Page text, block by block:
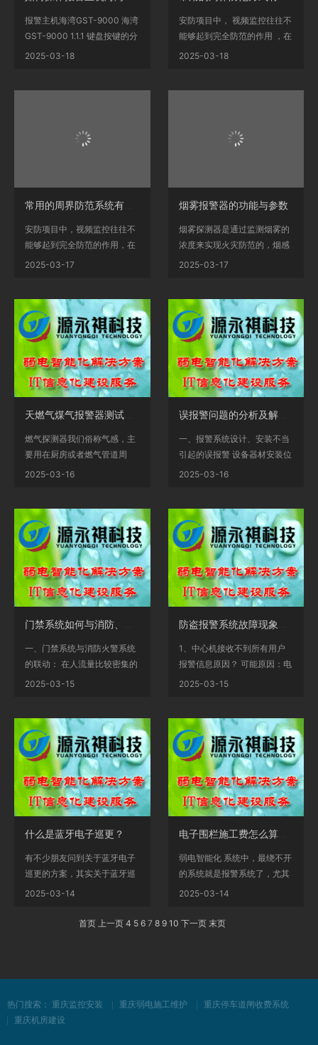
报警主机海湾GST-9000 海湾
GST-9000 1.1.1 键盘按键的分
类 控制器键盘示意图如图1...
2025-03-18
安防项目中， 视频监控往往不
能够起到完全防范的作用 ，在
厂区、园区这样的...
2025-03-18
安防项目中，视频监控往往不
能够起到完全防范的作用，在
厂区、园区这样的场...
2025-03-17
烟雾报警器的功能与参数
烟雾探测器是通过监测烟雾的
浓度来实现火灾防范的，烟感
探测器内部采用离子...
2025-03-17
燃气探测器我们俗称气感，主
要用在厨房或者燃气管道周
围，侦测燃气泄漏，当...
2025-03-16
误报警问题的分析及解决的办法
一、报警系统设计、安装不当
引起的误报警 设备器材安装位
置、安装角度、防...
2025-03-16
一、门禁系统与消防火警系统
的联动： 在人流量比较密集的
场所，在出现火警...
2025-03-15
1、中心机接收不到所有用户
报警信息原因？ 可能原因：电
话线干扰过大，电话...
2025-03-15
什么是蓝牙电子巡更？
有不少朋友问到关于蓝牙电子
巡更的方案，其实关于蓝牙巡
更我们首先要确定厂...
2025-03-14
电子围栏施工费怎么算？都有哪些产品组成？
弱电智能化 系统中，最绕不开
的系统就是报警系统了，尤其
在小区中，应用非...
2025-03-14
首页 上一页 4 5 67 8 9 10 下一页 末页
热门搜索： 重庆监控安装 重庆弱电施工维护
重庆停车道闸收费系统
重庆机房建设